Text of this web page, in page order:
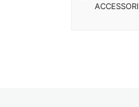
ACCESSORI